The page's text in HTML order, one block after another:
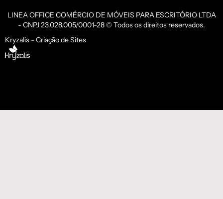
LINEA OFFICE COMÉRCIO DE MÓVEIS PARA ESCRITÓRIO LTDA
- CNPJ 23.028.005/0001-28 © Todos os direitos reservados.
Kryzalis - Criação de Sites